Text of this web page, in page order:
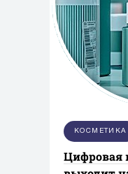
КОСМЕТИКА
Цифровая